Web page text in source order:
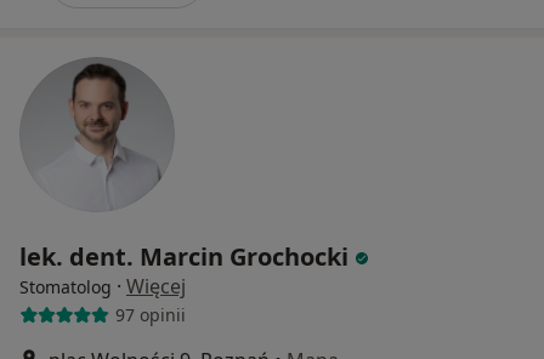
lek. dent. Marcin Grochocki
Stomatolog · Więcej
97 opinii